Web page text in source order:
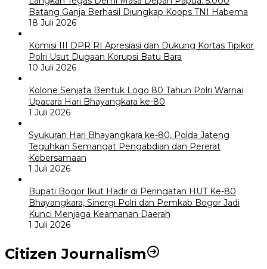
Batang Ganja Berhasil Diungkap Koops TNI Habema
18 Juli 2026
Komisi III DPR RI Apresiasi dan Dukung Kortas Tipikor
Polri Usut Dugaan Korupsi Batu Bara
10 Juli 2026
Kolone Senjata Bentuk Logo 80 Tahun Polri Warnai
Upacara Hari Bhayangkara ke-80
1 Juli 2026
Syukuran Hari Bhayangkara ke-80, Polda Jateng
Teguhkan Semangat Pengabdian dan Pererat
Kebersamaan
1 Juli 2026
Bupati Bogor Ikut Hadir di Peringatan HUT Ke-80
Bhayangkara, Sinergi Polri dan Pemkab Bogor Jadi
Kunci Menjaga Keamanan Daerah
1 Juli 2026
Citizen Journalism